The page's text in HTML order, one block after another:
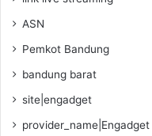
ASN
Pemkot Bandung
bandung barat
site|engadget
provider_name|Engadget